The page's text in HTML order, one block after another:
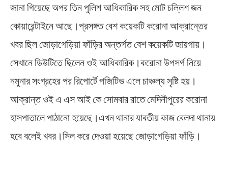
জানা গিয়েছে অপর তিন পুলিশ আধিকারিক সহ মোট চল্লিশ জন
কোয়ারেন্টাইনে আছে।প্রসঙ্গত বেশ কয়েকটি করোনা আক্রান্তের
খবর ছিল জোড়াগেড়িয়া ফাঁড়ির অন্তর্গত বেশ কয়েকটি জায়গায়।
সেখানে ডিউটিতে ছিলেন ওই আধিকারিক।করোনা উপসর্গ নিয়ে
নমুনার সংগ্রহের পর রিপোর্টে পজিটিভ এলে চাঞ্চল্য সৃষ্টি হয়।
আক্রান্ত ওই এ এস আই কে সোমবার রাতে মেদিনীপুরের করোনা
হাসপাতালে পাঠানো হয়েছে।এখন থানার যাবতীয় কাজ বেলদা থানায়
হবে বলেই খবর।সিল করে দেওয়া হয়েছে জোড়াগেড়িয়া ফাঁড়ি।